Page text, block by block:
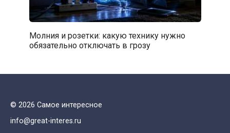
Молния и розетки: какую технику нужно
обязательно отключать в грозу
© 2026 Самое интересное
info@great-interes.ru